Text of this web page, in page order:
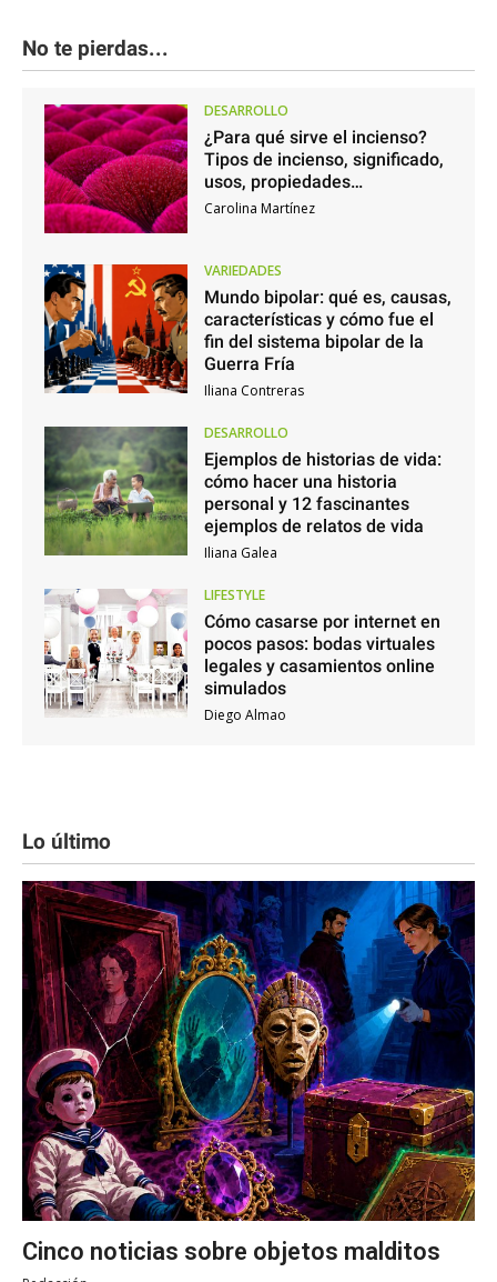
No te pierdas...
DESARROLLO
¿Para qué sirve el incienso?
Tipos de incienso, significado,
usos, propiedades…
Carolina Martínez
VARIEDADES
Mundo bipolar: qué es, causas,
características y cómo fue el
fin del sistema bipolar de la
Guerra Fría
Iliana Contreras
DESARROLLO
Ejemplos de historias de vida:
cómo hacer una historia
personal y 12 fascinantes
ejemplos de relatos de vida
Iliana Galea
LIFESTYLE
Cómo casarse por internet en
pocos pasos: bodas virtuales
legales y casamientos online
simulados
Diego Almao
Lo último
Cinco noticias sobre objetos malditos